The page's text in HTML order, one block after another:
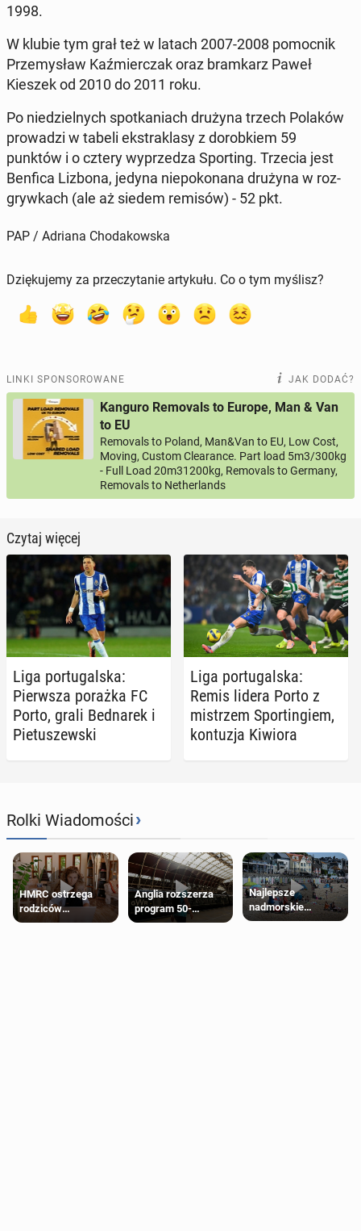
1998.
W klubie tym grał też w latach 2007-2008 po­moc­nik
Prze­my­sław Kaź­mier­czak oraz bram­karz Paweł
Kieszek od 2010 do 2011 roku.
Po nie­dziel­nych spo­tka­niach drużyna trzech Polaków
pro­wa­dzi w tabeli eks­tra­kla­sy z do­rob­kiem 59
punktów i o cztery wy­prze­dza Spor­ting. Trzecia jest
Benfica Lizbona, jedyna nie­po­ko­na­na drużyna w roz­
gryw­kach (ale aż siedem remisów) - 52 pkt.
PAP / Adriana Chodakowska
Dziękujemy za przeczytanie artykułu. Co o tym myślisz?
LINKI SPONSOROWANE JAK DODAĆ?
Kanguro Removals to Europe, Man & Van
to EU
Removals to Poland, Man&Van to EU, Low Cost,
Moving, Custom Clearance. Part load 5m3/300kg
- Full Load 20m31200kg, Removals to Germany,
Removals to Netherlands
Czytaj więcej
Liga por­tu­gal­ska:
Pierw­sza porażka FC
Porto, grali Bed­na­rek i
Pie­tu­szew­ski
Liga por­tu­gal­ska:
Remis lidera Porto z
mi­strzem Spor­tin­giem,
kon­tu­zja Kiwiora
Rolki Wiadomości›
HMRC ostrzega
rodziców
pobierających Child
Anglia rozszerza
program 50-
procentowych
Najlepsze
nadmorskie
miasteczko blisko